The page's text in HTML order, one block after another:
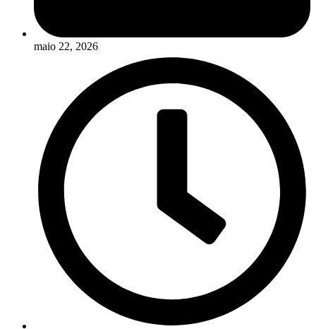
maio 22, 2026